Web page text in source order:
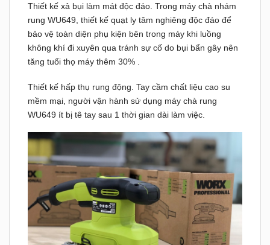
Thiết kế xả bụi làm mát độc đáo. Trong máy chà nhám
rung WU649, thiết kế quạt ly tâm nghiêng độc đáo để
bảo vệ toàn diện phụ kiện bên trong máy khi luồng
không khí đi xuyên qua tránh sự cố do bụi bẩn gây nên
tăng tuổi thọ máy thêm 30% .
Thiết kế hấp thụ rung động. Tay cầm chất liệu cao su
mềm mại, người vận hành sử dụng máy chà rung
WU649 ít bị tê tay sau 1 thời gian dài làm việc.